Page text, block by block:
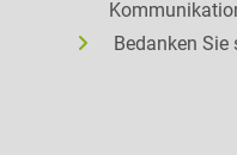
Bedanken